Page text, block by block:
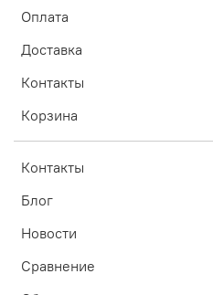
Оплата
Доставка
Контакты
Корзина
Контакты
Блог
Новости
Сравнение